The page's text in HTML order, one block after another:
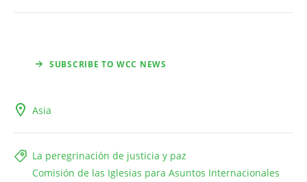
SUBSCRIBE TO WCC NEWS
Asia
La peregrinación de justicia y paz
Comisión de las Iglesias para Asuntos Internacionales